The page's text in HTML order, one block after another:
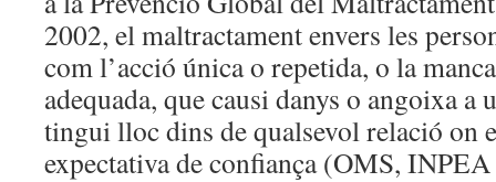
2002, el maltractament envers les
com l’acció única o repetida, o la
adequada, que causi danys o angoixa a
tingui lloc dins de qualsevol relació on
expectativa de confiança (OMS,